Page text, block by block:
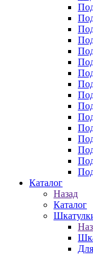
Каталог
Назад
Каталог